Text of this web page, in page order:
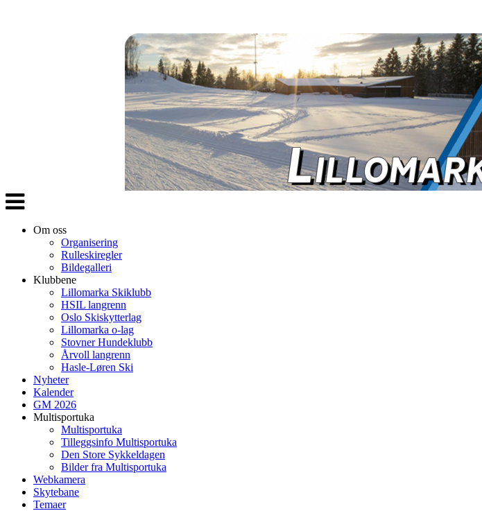
Veksle
navigasjon
Om oss
Organisering
Rulleskiregler
Bildegalleri
Klubbene
Lillomarka Skiklubb
HSIL langrenn
Oslo Skiskytterlag
Lillomarka o-lag
Stovner Hundeklubb
Årvoll langrenn
Hasle-Løren Ski
Nyheter
Kalender
GM 2026
Multisportuka
Multisportuka
Tilleggsinfo Multisportuka
Den Store Sykkeldagen
Bilder fra Multisportuka
Webkamera
Skytebane
Temaer